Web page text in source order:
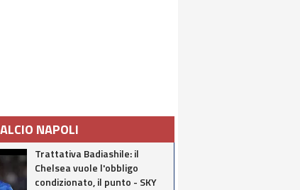
NAPOLI
Trattativa Badiashile: il
Chelsea vuole l'obbligo
condizionato, il punto - SKY